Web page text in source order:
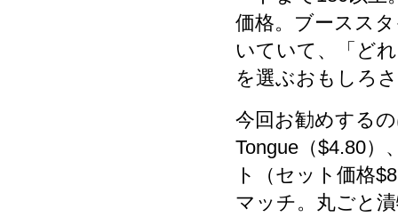
価格。ブースス
いていて、「ど
を選ぶおもしろ
今回お勧めする
Tongue（$4.80）
ト（セット価格
マッチ。丸ごと